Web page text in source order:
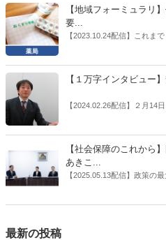
候補の前提となるもの。薬
た同氏の復活に向けた薬剤
感の払拭できない医療・介
の、薬剤師業界の強い危機
【地域フォーミュラリ
要...
【2023.10.24配信】これま
推進」などが目的とされる
た。医薬品の安定供給確保
飯田市）は、会員薬局から
受け、安定供給確保が見込
【１万字インタビュー
【2024.02.26配信】２月14
た。本紙では、厚生労働省
【社会保障のこれから
あきこ...
【2025.05.13配信】政策の
よいのが社会保障のこれか
最新の投稿